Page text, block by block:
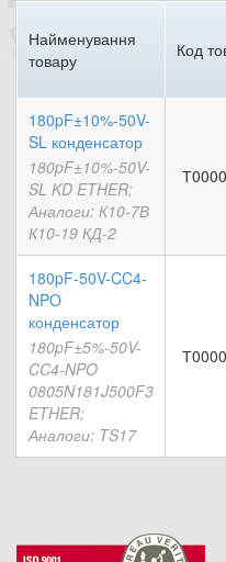
Найменування
товару
Код
180pF±10%-50V-
SL конденсатор
180pF±10%-50V-
SL KD ETHER;
Аналоги: К10-7В
К10-19 КД-2
180pF-50V-CC4-
NPO
конденсатор
180pF±5%-50V-
CC4-NPO
0805N181J500F3
ETHER;
Аналоги: TS17